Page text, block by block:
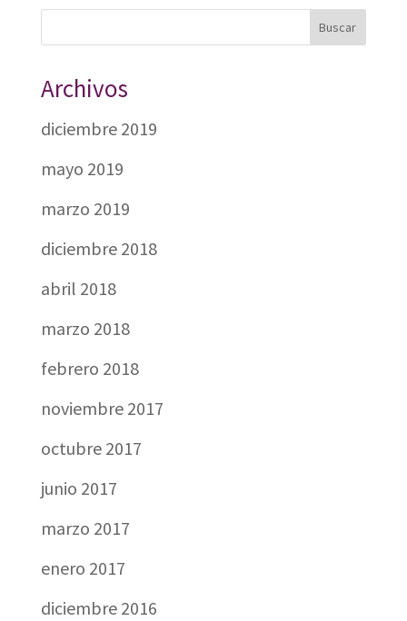
Archivos
diciembre 2019
mayo 2019
marzo 2019
diciembre 2018
abril 2018
marzo 2018
febrero 2018
noviembre 2017
octubre 2017
junio 2017
marzo 2017
enero 2017
diciembre 2016